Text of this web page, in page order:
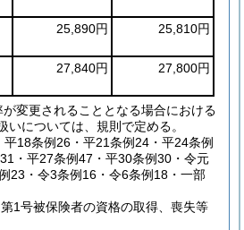
25,890円 25,810円
27,840円 27,800円
変更されることとなる場合における
いについては、規則で定める。
18条例26・平21条例24・平24条例
・平27条例47・平30条例30・令元
23・令3条例16・令6条例18・一部
1号被保険者の資格の取得、喪失等